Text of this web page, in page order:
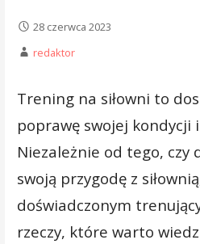
28 czerwca 2023
redaktor
Trening na siłowni to
poprawę swojej kondycji
Niezależnie od tego, czy
swoją przygodę z
doświadczonym
rzeczy, które warto